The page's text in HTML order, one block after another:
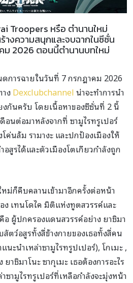
Troopers หรือ ตำนานใหม่
างความสนุกและจบฉากในซีซั่น
ม 2026 ตอนนี้ตำนานบทใหม่
การฉายในวันที่ 7 กรกฎาคม 2026
งDexclubchannelน่าจะทำการนำ
งกันครับ โดยเนื้อหาของซีซั่นที่ 2 นี้
ดือนต่อมาหลังจากที่ ซามูไรทรูเปอร์
ค่นล้ม รามางะ และปกป้องเมืองให้
สูรได้และตัวเมืองโตเกียวกำลังถูก
ม่ก็คืบคลานเข้ามาอีกครั้งต่อหน้า
เทนโดไค มิติแห่งทูตสวรรค์และ
อ ผู้ปกครองแดนสวรรค์อย่าง ยาชิมา
สัตว์อสูรทั้งสี่ข้างกายของเธอทั้งสี่คน
ะนำเหล่าซามูไรทรูปเปอร์), โกเมะ ,
ยาชิมาโนะ ซากุเมะ เธอต้องการอะไร
ามูไรทรูเปอร์ที่เหลือกำลังจะมุ่งหน้า